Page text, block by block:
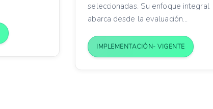
seleccionadas. Su enfoque integral
abarca desde la evaluación...
IMPLEMENTACIÓN- VIGENTE